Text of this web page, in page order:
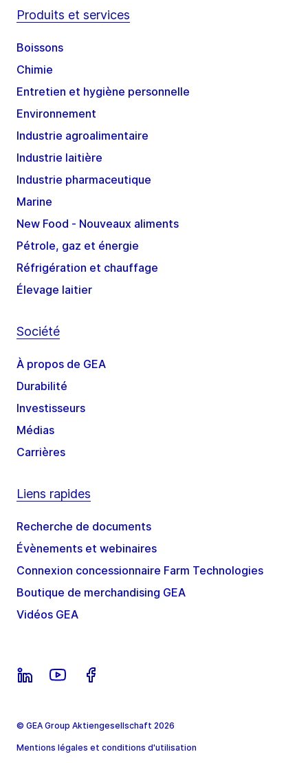
Produits et services
Boissons
Chimie
Entretien et hygiène personnelle
Environnement
Industrie agroalimentaire
Industrie laitière
Industrie pharmaceutique
Marine
New Food - Nouveaux aliments
Pétrole, gaz et énergie
Réfrigération et chauffage
Élevage laitier
Société
À propos de GEA
Durabilité
Investisseurs
Médias
Carrières
Liens rapides
Recherche de documents
Évènements et webinaires
Connexion concessionnaire Farm Technologies
Boutique de merchandising GEA
Vidéos GEA
© GEA Group Aktiengesellschaft 2026
Mentions légales et conditions d'utilisation